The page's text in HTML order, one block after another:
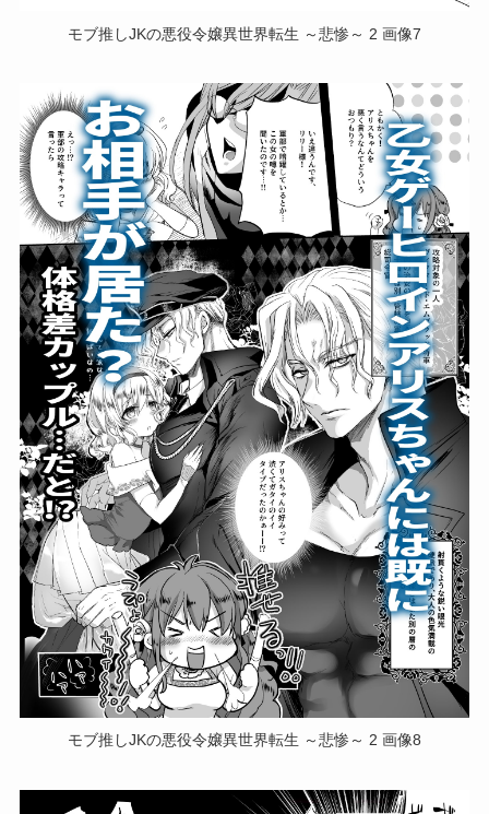
モブ推しJKの悪役令嬢異世界転生 ～悲惨～ 2 画像7
モブ推しJKの悪役令嬢異世界転生 ～悲惨～ 2 画像8